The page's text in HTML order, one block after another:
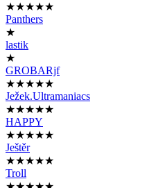
★★★★★
Panthers
★
lastik
★
GROBARjf
★★★★★
Ježek.Ultramaniacs
★★★★★
HAPPY
★★★★★
Ještěr
★★★★★
Troll